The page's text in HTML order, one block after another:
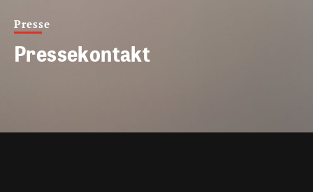
Presse
Pressekontakt